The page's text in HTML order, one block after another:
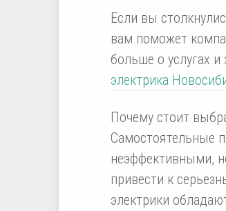
Если вы
вам поможет
больше о услугах
электрика
Почему стоит
Самостоятельные
неэффективными,
привести к
электрики